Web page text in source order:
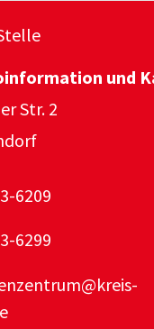
und
Str. 2
6209
6299